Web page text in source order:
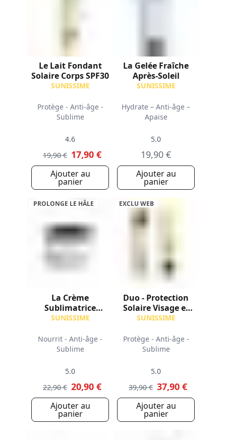
Le Lait Fondant
Solaire Corps SPF30
SUNISSIME
Protège - Anti-âge -
Sublime
4.6
19,90 € 17,90 €
Ajouter au
panier
La Gelée Fraîche
Après-Soleil
SUNISSIME
Hydrate – Anti-âge –
Apaise
5.0
19,90 €
Ajouter au
panier
PROLONGE LE HÂLE
La Crème
Sublimatrice
Après-Soleil Corps
SUNISSIME
Nourrit - Anti-âge -
Sublime
5.0
22,90 € 20,90 €
Ajouter au
panier
EXCLU WEB
Duo - Protection
Solaire Visage et
Corps SPF50+
SUNISSIME
Protège - Anti-âge -
Sublime
5.0
39,90 € 37,90 €
Ajouter au
panier